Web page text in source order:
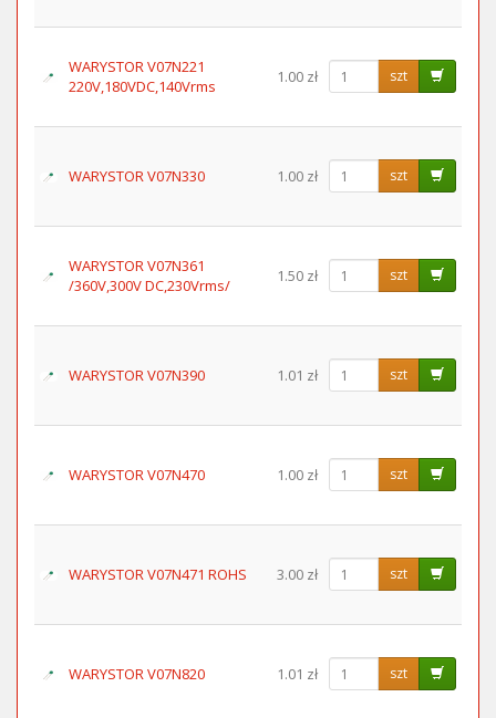
WARYSTOR V07N221
220V,180VDC,140Vrms
1.00 zł szt
WARYSTOR V07N330 1.00 zł szt
WARYSTOR V07N361
/360V,300V DC,230Vrms/
1.50 zł szt
WARYSTOR V07N390 1.01 zł szt
WARYSTOR V07N470 1.00 zł szt
WARYSTOR V07N471 ROHS 3.00 zł szt
WARYSTOR V07N820 1.01 zł szt